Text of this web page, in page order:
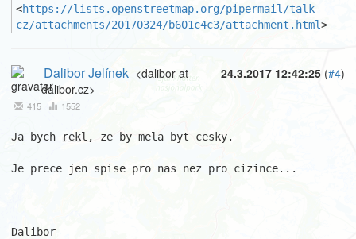
<https://lists.openstreetmap.org/pipermail/talk-
cz/attachments/20170324/b601c4c3/attachment.html>
24.3.2017 12:42:25 (#4)
Dalibor Jelínek <dalibor at
dalibor.cz>
415 1552
Ja bych rekl, ze by mela byt cesky.
Je prece jen spise pro nas nez pro cizince...
Dalibor